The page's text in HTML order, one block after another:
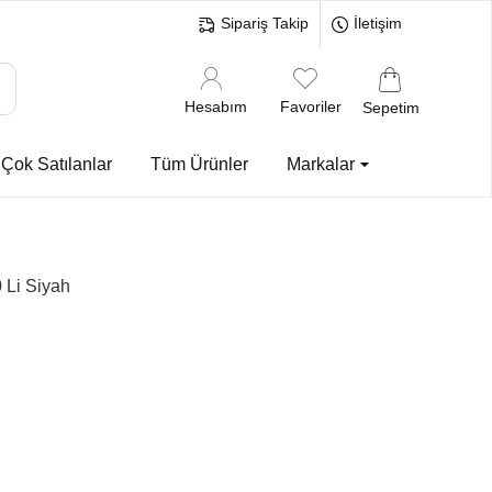
Sipariş Takip İletişim
Hesabım Favoriler Sepetim
Çok Satılanlar Tüm Ürünler Markalar
Li Siyah